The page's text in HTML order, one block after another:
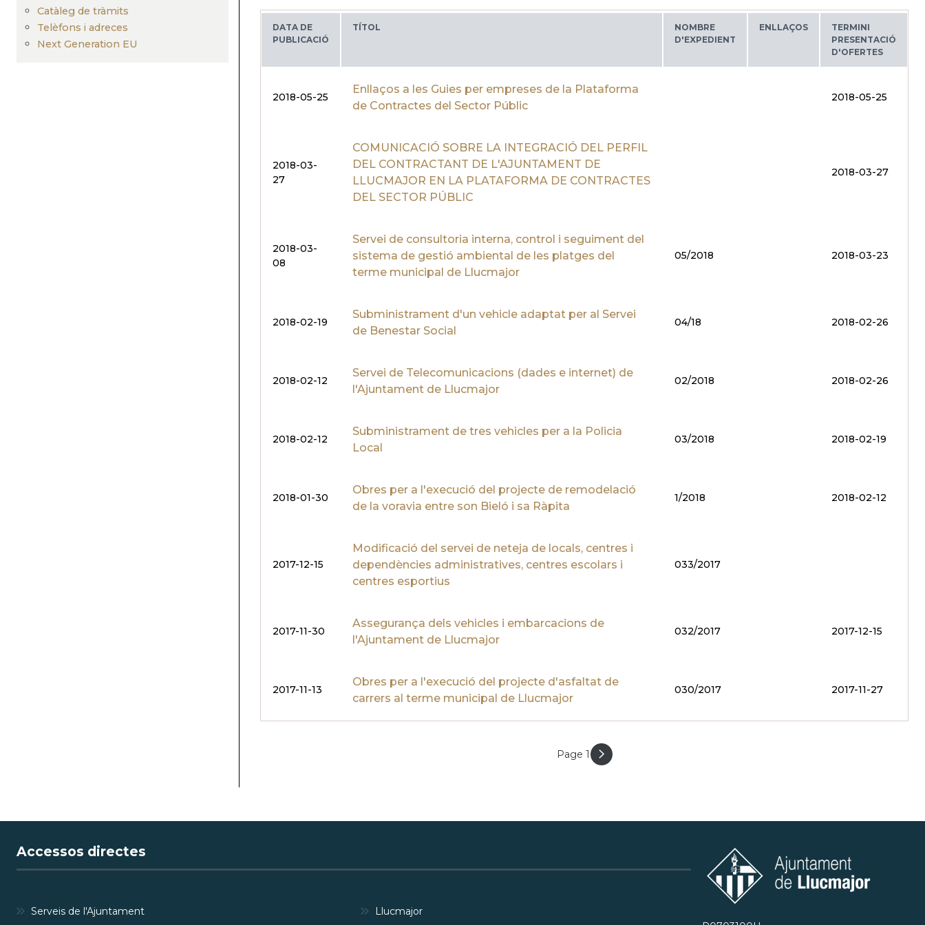
Catàleg de tràmits
Telèfons i adreces
Next Generation EU
DATA DE
PUBLICACIÓ
TÍTOL
NOMBRE
D'EXPEDIENT
ENLLAÇOS
TERMINI
PRESENTACIÓ
D'OFERTES
2018-05-25
Enllaços a les Guies per empreses de la Plataforma
de Contractes del Sector Públic
2018-05-25
2018-03-
27
COMUNICACIÓ SOBRE LA INTEGRACIÓ DEL PERFIL
DEL CONTRACTANT DE L'AJUNTAMENT DE
LLUCMAJOR EN LA PLATAFORMA DE CONTRACTES
DEL SECTOR PÚBLIC
2018-03-27
2018-03-
08
Servei de consultoria interna, control i seguiment del
sistema de gestió ambiental de les platges del
terme municipal de Llucmajor
05/2018 2018-03-23
2018-02-19
Subministrament d'un vehicle adaptat per al Servei
de Benestar Social
04/18 2018-02-26
2018-02-12
Servei de Telecomunicacions (dades e internet) de
l'Ajuntament de Llucmajor
02/2018 2018-02-26
2018-02-12
Subministrament de tres vehicles per a la Policia
Local
03/2018 2018-02-19
2018-01-30
Obres per a l'execució del projecte de remodelació
de la voravia entre son Bieló i sa Ràpita
1/2018 2018-02-12
2017-12-15
Modificació del servei de neteja de locals, centres i
dependències administratives, centres escolars i
centres esportius
033/2017
2017-11-30
Assegurança dels vehicles i embarcacions de
l'Ajuntament de Llucmajor
032/2017 2017-12-15
2017-11-13
Obres per a l'execució del projecte d'asfaltat de
carrers al terme municipal de Llucmajor
030/2017 2017-11-27
Page 1
Accessos directes
Serveis de l'Ajuntament
Llucmajor